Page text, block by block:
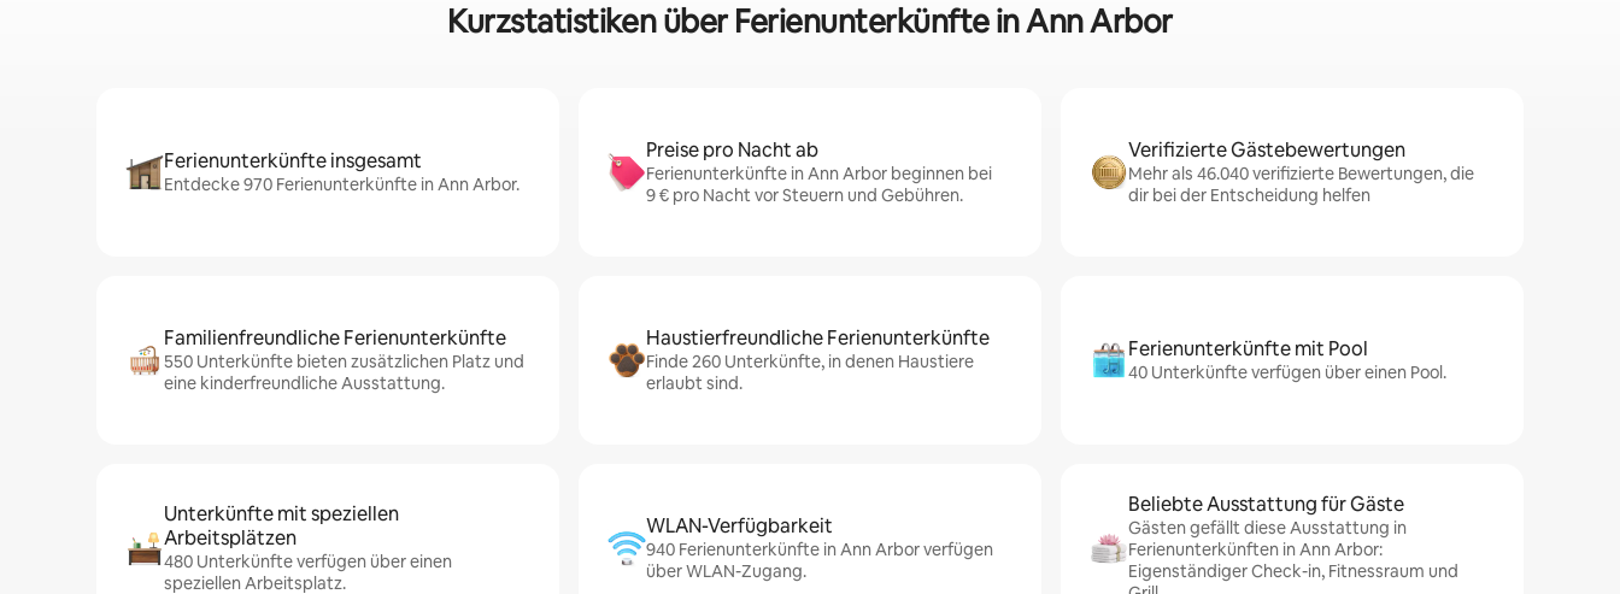
Kurzstatistiken über Ferienunterkünfte in Ann Arbor
Ferienunterkünfte insgesamt
Entdecke 970 Ferienunterkünfte in Ann Arbor.
Preise pro Nacht ab
Ferienunterkünfte in Ann Arbor beginnen bei
9 € pro Nacht vor Steuern und Gebühren.
Verifizierte Gästebewertungen
Mehr als 46.040 verifizierte Bewertungen, die
dir bei der Entscheidung helfen
Familienfreundliche Ferienunterkünfte
550 Unterkünfte bieten zusätzlichen Platz und
eine kinderfreundliche Ausstattung.
Haustierfreundliche Ferienunterkünfte
Finde 260 Unterkünfte, in denen Haustiere
erlaubt sind.
Ferienunterkünfte mit Pool
40 Unterkünfte verfügen über einen Pool.
Unterkünfte mit speziellen
Arbeitsplätzen
480 Unterkünfte verfügen über einen
speziellen Arbeitsplatz.
WLAN-Verfügbarkeit
940 Ferienunterkünfte in Ann Arbor verfügen
über WLAN-Zugang.
Beliebte Ausstattung für Gäste
Gästen gefällt diese Ausstattung in
Ferienunterkünften in Ann Arbor:
Eigenständiger Check-in, Fitnessraum und